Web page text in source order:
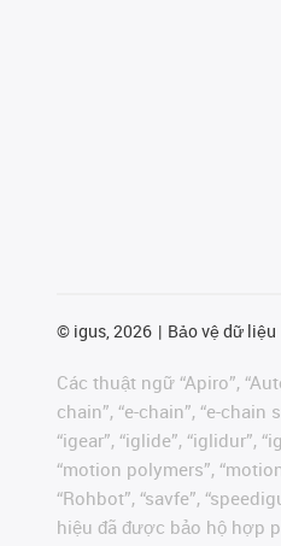
© igus, 2026 Bảo vệ dữ liệu
Các thuật ngữ “Apiro”,
chain”, “e-chain”, “e-chain
“igear”, “iglide”, “iglidur”,
“motion polymers”,
“Rohbot”, “savfe”,
hiệu đã được bảo hộ hợp